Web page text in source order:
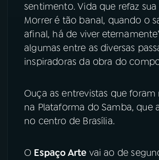
sentimento. Vida que refaz
Morrer é tão banal, quando o
afinal, há de viver
algumas entre as diversas
inspiradoras da obra do
Ouça as entrevistas que foram
na Plataforma do Samba, que
no centro de Brasília.
O Espaço Arte vai ao de